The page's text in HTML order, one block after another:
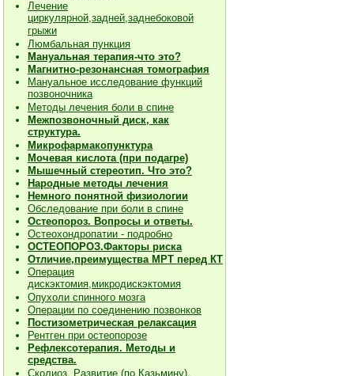
Лечение
циркулярной,задней,заднебоковой
грыжи
Люмбальная пункция
Мануальная терапия-что это?
Магнитно-резонансная томография
Мануальное исследование функций
позвоночника
Методы лечения боли в спине
Межпозвоночный диск, как
структура.
Микрофармакопунктура
Мочевая кислота (при подагре)
Мышечный стереотип. Что это?
Народные методы лечения
Немного понятной физиологии
Обследование при боли в спине
Остеопороз. Вопросы и ответы.
Остеохондропатии - подробно
ОСТЕОПОРОЗ.Факторы риска
Отличие,преимущества МРТ перед КТ
Операция
дискэктомия,микродискэктомия
Опухоли спинного мозга
Операции по соединению позвонков
Постизометрическая релаксация
Рентген при остеопорозе
Рефлексотерапия. Методы и
средства.
Сколиоз. Развитие (по Казьмину).